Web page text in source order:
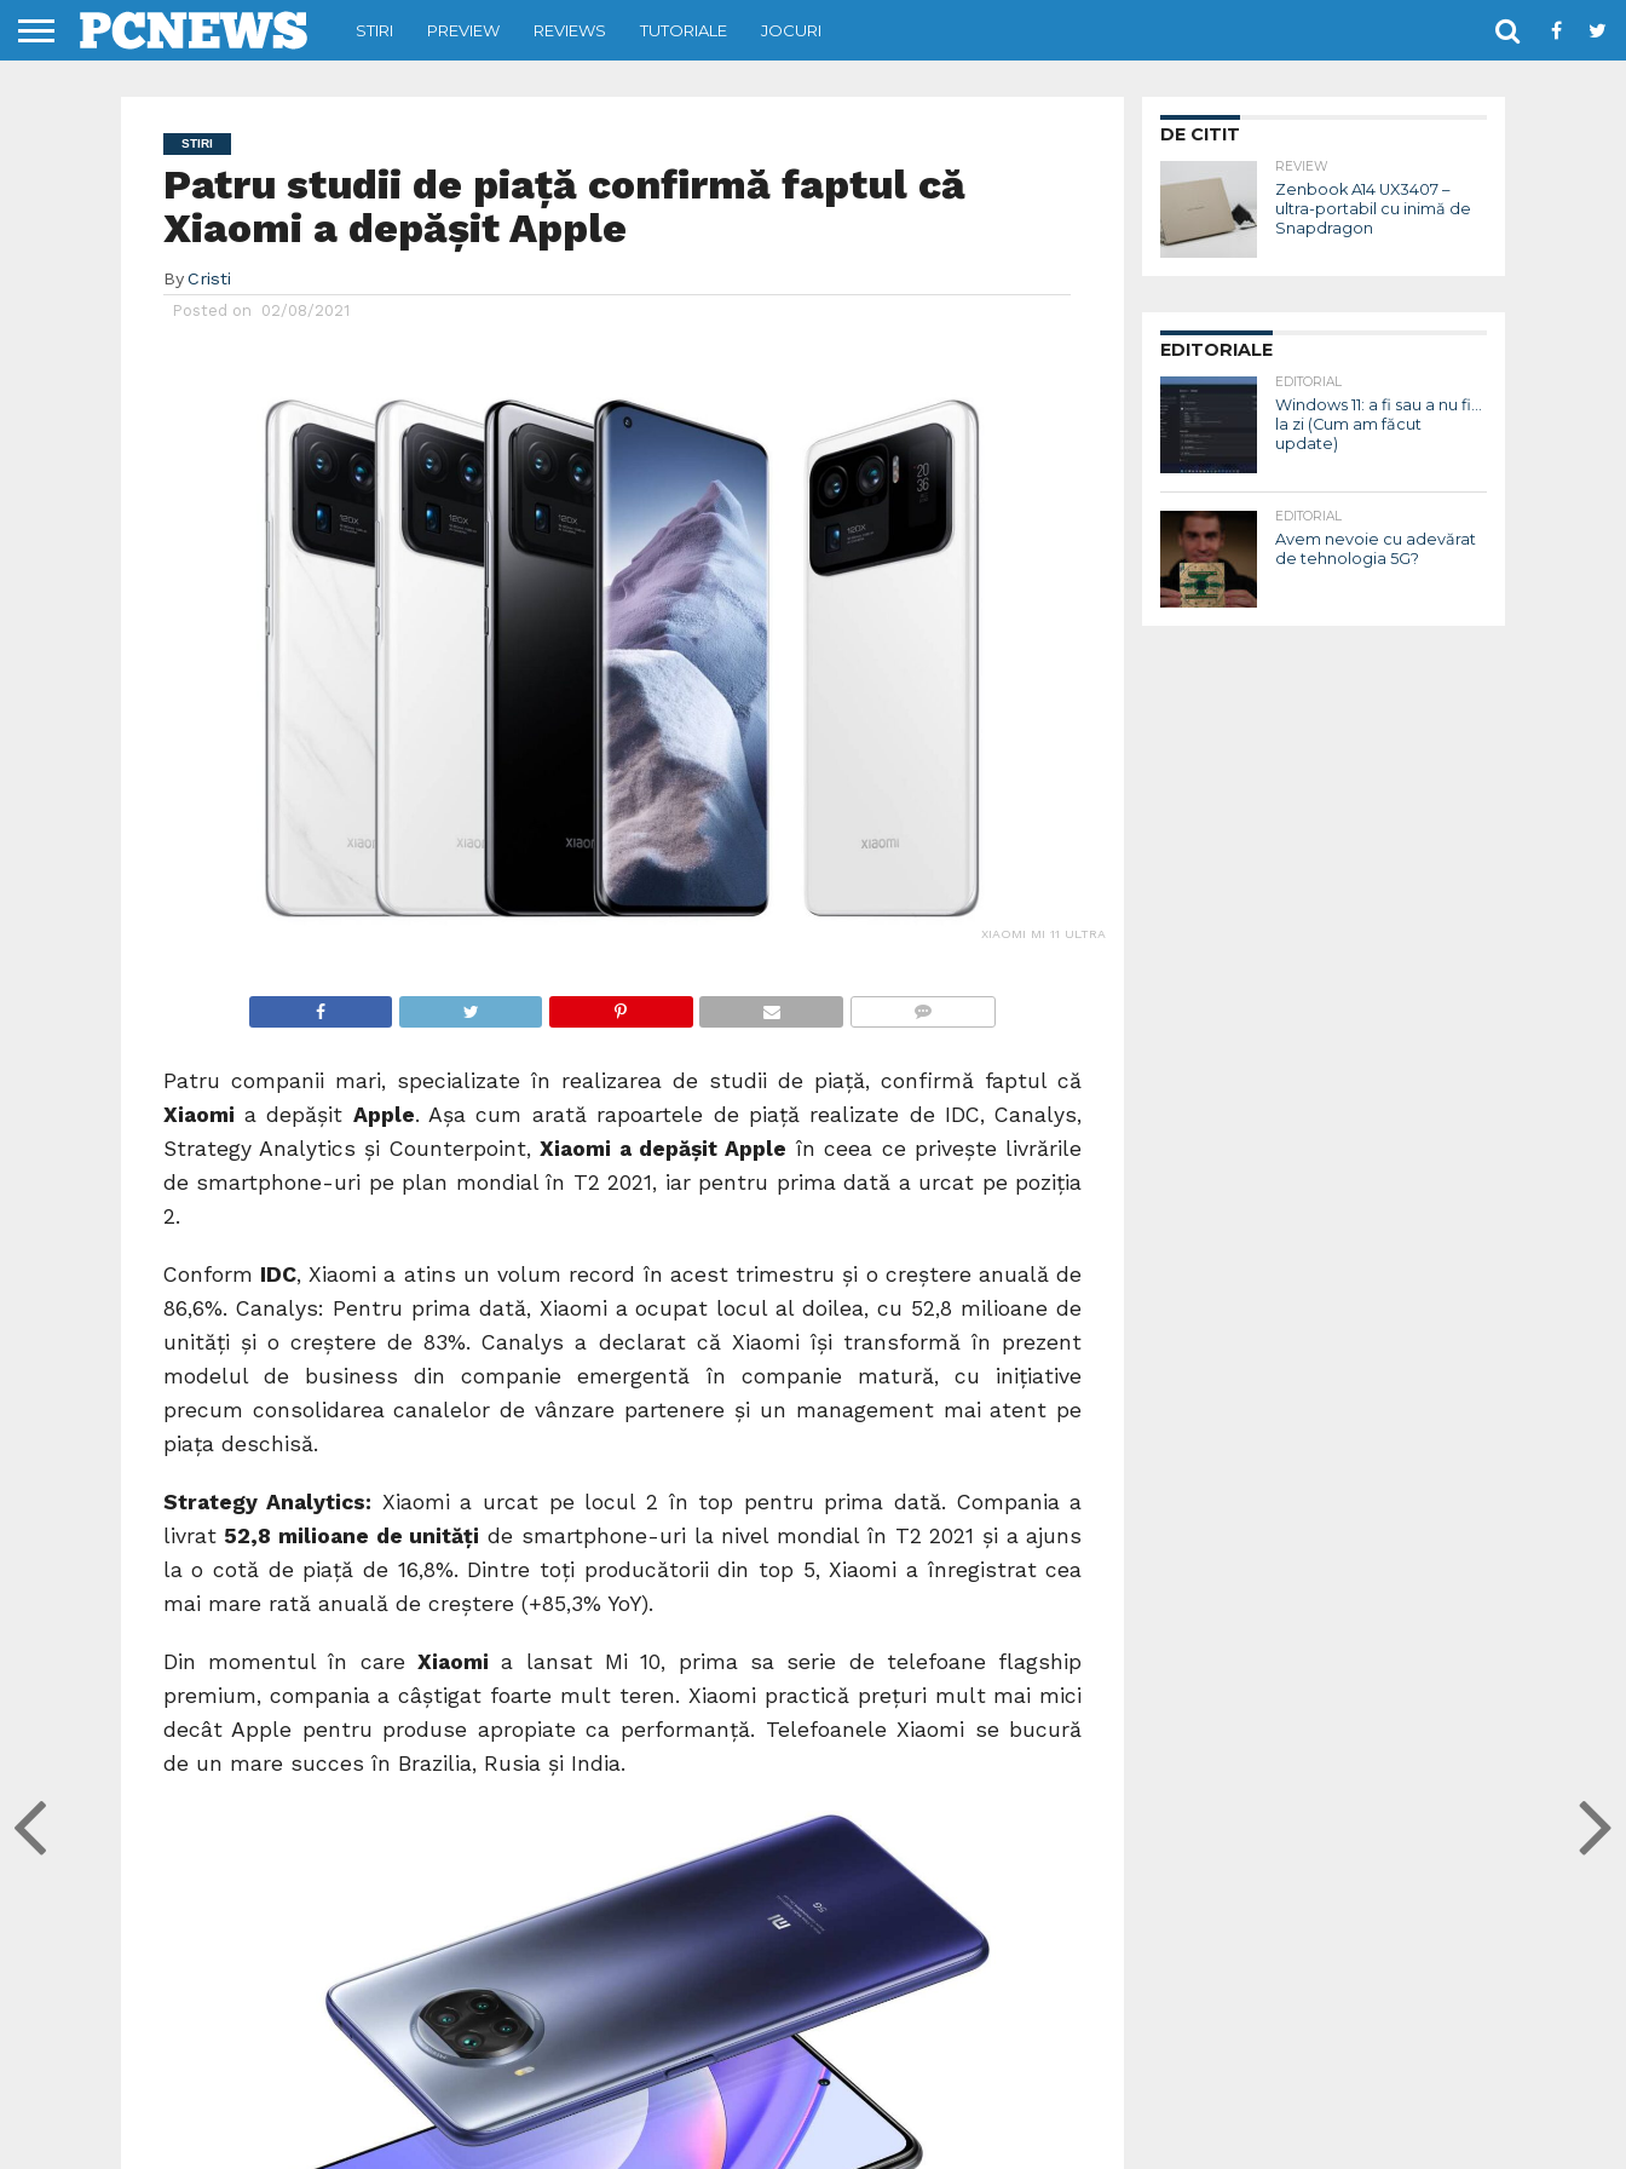
STIRI PREVIEW REVIEWS TUTORIALE JOCURI
STIRI
Patru studii de piață confirmă faptul că
Xiaomi a depășit Apple
By Cristi
Posted on 02/08/2021
XIAOMI MI 11 ULTRA
Patru companii mari, specializate în realizarea de studii de piață, confirmă faptul că
Xiaomi a depășit Apple. Așa cum arată rapoartele de piață realizate de IDC, Canalys,
Strategy Analytics și Counterpoint,Xiaomi a depășit Apple în ceea ce privește livrările
de smartphone-uri pe plan mondial în T2 2021, iar pentru prima dată a urcat pe poziția
2.
Conform IDC, Xiaomi a atins un volum record în acest trimestru și o creștere anuală de
86,6%. Canalys: Pentru prima dată, Xiaomi a ocupat locul al doilea, cu 52,8 milioane de
unități și o creștere de 83%. Canalys a declarat că Xiaomi își transformă în prezent
modelul de business din companie emergentă în companie matură, cu inițiative
precum consolidarea canalelor de vânzare partenere și un management mai atent pe
piața deschisă.
Strategy Analytics: Xiaomi a urcat pe locul 2 în top pentru prima dată. Compania a
livrat 52,8 milioane de unități de smartphone-uri la nivel mondial în T2 2021 și a ajuns
la o cotă de piață de 16,8%. Dintre toți producătorii din top 5, Xiaomi a înregistrat cea
mai mare rată anuală de creștere (+85,3% YoY).
Din momentul în care Xiaomi a lansat Mi 10, prima sa serie de telefoane flagship
premium, compania a câștigat foarte mult teren. Xiaomi practică prețuri mult mai mici
decât Apple pentru produse apropiate ca performanță. Telefoanele Xiaomi se bucură
de un mare succes în Brazilia, Rusia și India.
DE CITIT
REVIEW
Zenbook A14 UX3407 –
ultra-portabil cu inimă de
Snapdragon
EDITORIALE
EDITORIAL
Windows 11: a fi sau a nu fi…
la zi (Cum am făcut
update)
EDITORIAL
Avem nevoie cu adevărat
de tehnologia 5G?